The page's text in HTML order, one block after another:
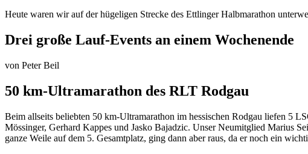
Heute waren wir auf der hügeligen Strecke des Ettlinger Halbmarathon
Drei große Lauf-Events an einem Wochenende
von Peter Beil
50 km-Ultramarathon des RLT Rodgau
Beim allseits beliebten 50 km-Ultramarathon im hessischen Rodgau liefen 5
Mössinger, Gerhard Kappes und Jasko Bajadzic. Unser Neumitglied Marius
ganze Weile auf dem 5. Gesamtplatz, ging dann aber raus, da er noch ein